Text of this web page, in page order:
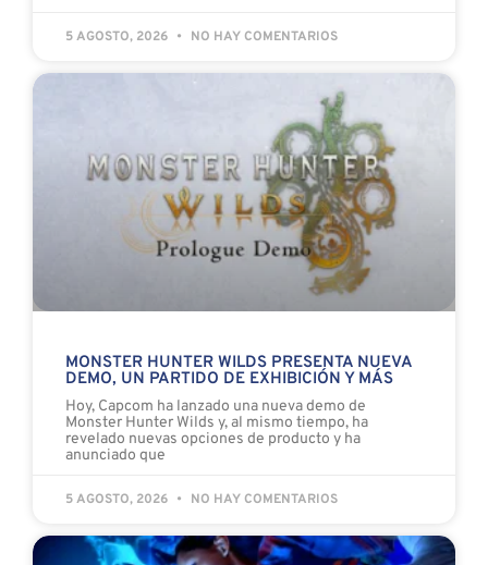
5 AGOSTO, 2026 NO HAY COMENTARIOS
MONSTER HUNTER WILDS PRESENTA NUEVA
DEMO, UN PARTIDO DE EXHIBICIÓN Y MÁS
Hoy, Capcom ha lanzado una nueva demo de
Monster Hunter Wilds y, al mismo tiempo, ha
revelado nuevas opciones de producto y ha
anunciado que
5 AGOSTO, 2026 NO HAY COMENTARIOS